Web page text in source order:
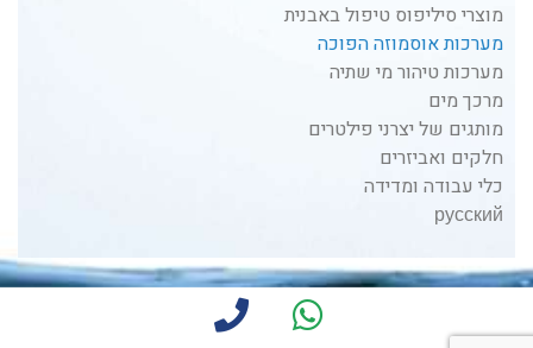
מוצרי סיליפוס טיפול באבנית
מערכות אוסמוזה הפוכה
מערכות טיהור מי שתיה
מרכך מים
מותגים של יצרני פילטרים
חלקים ואביזרים
כלי עבודה ומדידה
русский